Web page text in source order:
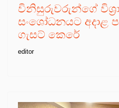
විනිසුරුවරුන්ගේ
සංශෝධනයට අදාළ
ගැසට් කෙරේ
editor